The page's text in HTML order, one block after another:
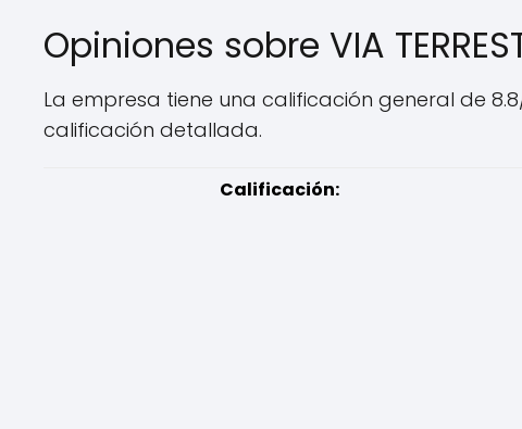
Opiniones sobre VIA
La empresa tiene una calificación general de
calificación detallada.
Calificación: